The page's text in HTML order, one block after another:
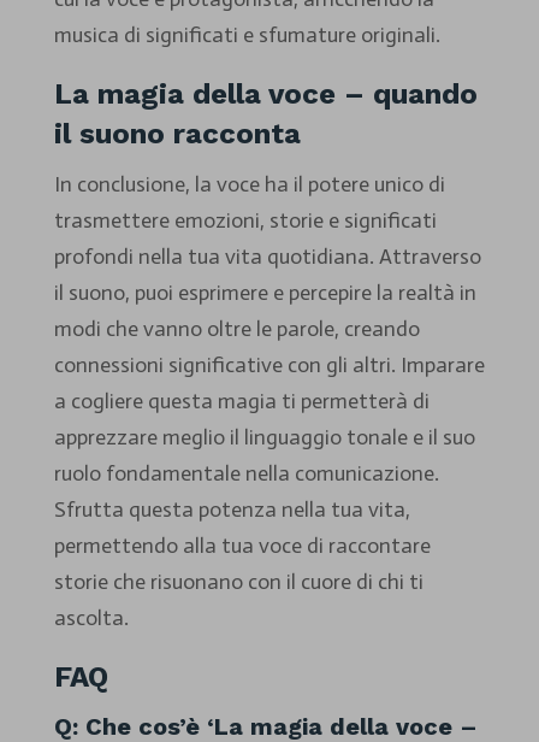
musica di significati e sfumature originali.
La magia della voce – quando
il suono racconta
In conclusione, la voce ha il potere unico di
trasmettere emozioni, storie e significati
profondi nella tua vita quotidiana. Attraverso
il suono, puoi esprimere e percepire la realtà in
modi che vanno oltre le parole, creando
connessioni significative con gli altri. Imparare
a cogliere questa magia ti permetterà di
apprezzare meglio il linguaggio tonale e il suo
ruolo fondamentale nella comunicazione.
Sfrutta questa potenza nella tua vita,
permettendo alla tua voce di raccontare
storie che risuonano con il cuore di chi ti
ascolta.
FAQ
Q: Che cos’è ‘La magia della voce –